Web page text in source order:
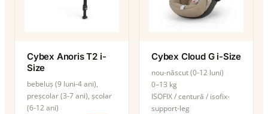
Cybex Anoris T2 i-
Size
bebeluș (9 luni-4 ani),
preșcolar (3-7 ani), școlar
(6-12 ani)
Cybex Cloud G i-Size
nou-născut (0-12 luni)
0–13 kg
ISOFIX / centură / isofix-
support-leg